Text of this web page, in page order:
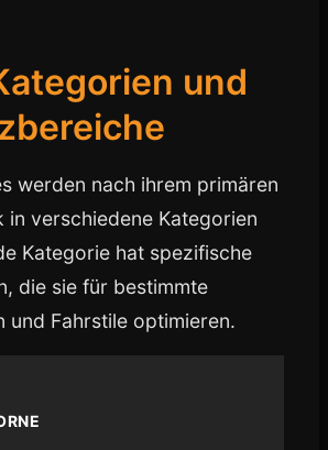
und
werden nach ihrem primären
in verschiedene Kategorien
Kategorie hat spezifische
die sie für bestimmte
und Fahrstile optimieren.